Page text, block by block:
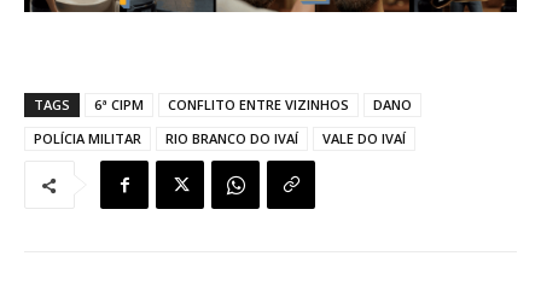
TAGS 6ª CIPM CONFLITO ENTRE VIZINHOS
DANO
POLÍCIA MILITAR
RIO BRANCO DO IVAÍ VALE DO IVAÍ